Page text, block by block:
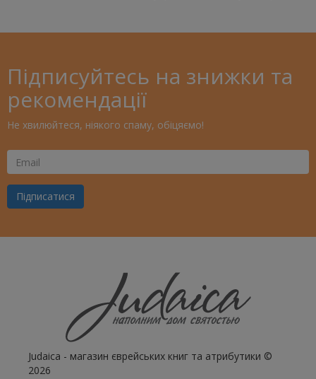
Підписуйтесь на знижки та
рекомендації
Не хвилюйтеся, ніякого спаму, обіцяємо!
Ваш
Email
Підписатися
Judaica - магазин єврейських книг та атрибутики ©
2026